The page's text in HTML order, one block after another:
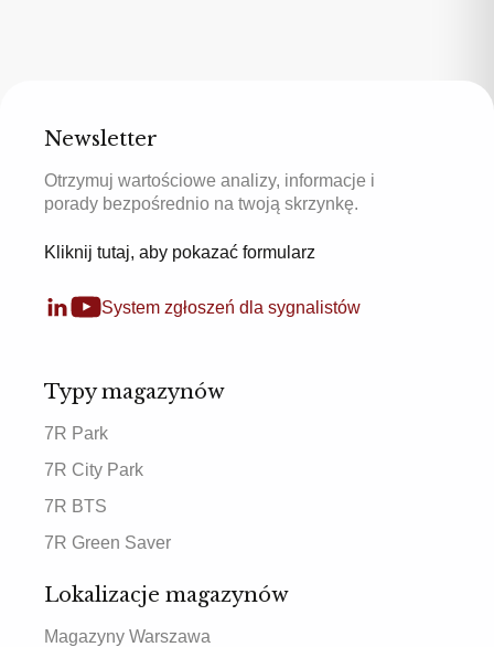
Newsletter
Otrzymuj wartościowe analizy, informacje i
porady bezpośrednio na twoją skrzynkę.
Kliknij tutaj, aby pokazać formularz
System zgłoszeń dla sygnalistów
Typy magazynów
7R Park
7R City Park
7R BTS
7R Green Saver
Lokalizacje magazynów
Magazyny Warszawa